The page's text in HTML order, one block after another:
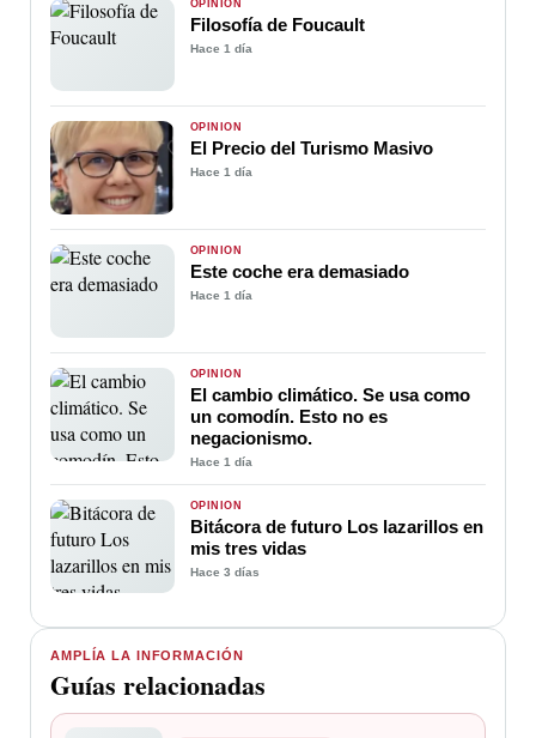
AMPLÍA LA INFORMACIÓN
Guías relacionadas
OPINIÓN
Filosofía de Foucault
Hace 1 día
OPINIÓN
El Precio del Turismo Masivo
Hace 1 día
OPINIÓN
Este coche era demasiado
Hace 1 día
OPINIÓN
El cambio climático. Se usa como
un comodín. Esto no es
negacionismo.
Hace 1 día
OPINIÓN
Bitácora de futuro Los lazarillos en
mis tres vidas
Hace 3 días